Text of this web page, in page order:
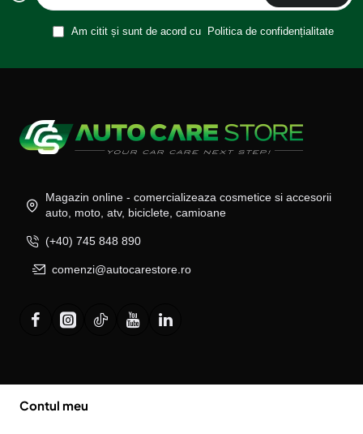
Am citit și sunt de acord cu Politica de confidențialitate
Magazin online - comercializeaza cosmetice si accesorii
auto, moto, atv, biciclete, camioane
(+40) 745 848 890
comenzi@autocarestore.ro
Contul meu